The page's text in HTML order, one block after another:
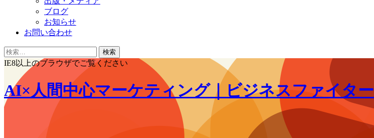
ブログ
お知らせ
お問い合わせ
検
索:
IE8以上のブラウザでご覧ください
AI×人間中心マーケティング｜ビジネスファイタ